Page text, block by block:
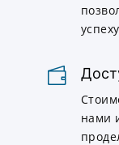
нами